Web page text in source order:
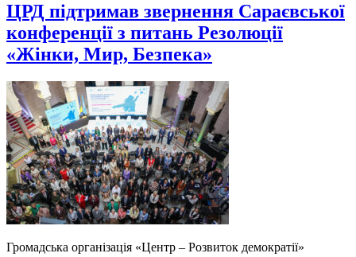
ЦРД підтримав звернення Сараєвської
конференції з питань Резолюції
«Жінки, Мир, Безпека»
Громадська організація «Центр – Розвиток демократії»